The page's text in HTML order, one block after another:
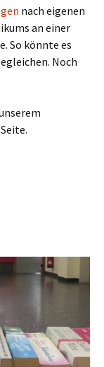
nach eigenen
an einer
So könnte es
Noch